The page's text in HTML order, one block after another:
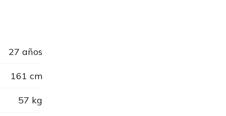
27 años
161 cm
57 kg